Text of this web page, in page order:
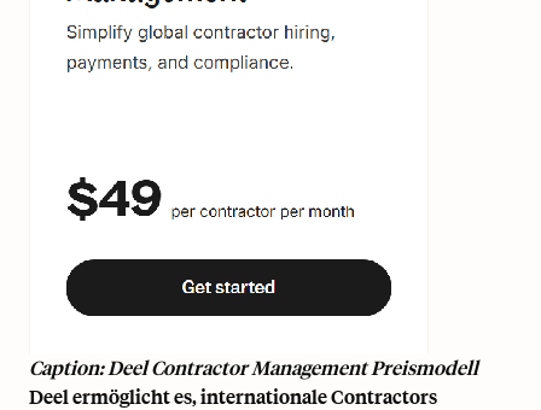
Caption: Deel Contractor Management Preismodell
Deel ermöglicht es, internationale Contractors